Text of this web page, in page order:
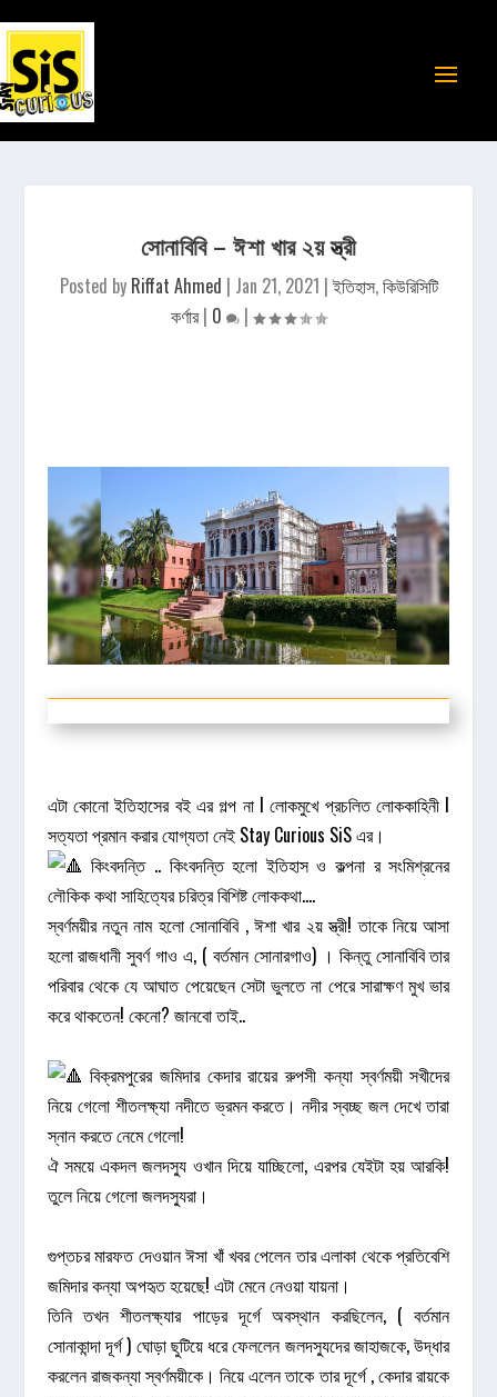
সোনাবিবি – ঈশা খার ২য় স্ত্রী
Posted by Riffat Ahmed | Jan 21, 2021 |ইতিহাস,কিউরিসিটি
কর্ণার| 0 |
এটা কোনো ইতিহাসের বই এর গল্প না l লোকমুখে প্রচলিত লোককাহিনী l
সত্যতা প্রমান করার যোগ্যতা নেই Stay Curious SiS এর।
কিংবদন্তি .. কিংবদন্তি হলো ইতিহাস ও কল্পনা র সংমিশ্রনের
লৌকিক কথা সাহিত্যের চরিত্র বিশিষ্ট লোককথা….
স্বর্ণময়ীর নতুন নাম হলো সোনাবিবি , ঈশা খার ২য় স্ত্রী! তাকে নিয়ে আসা
হলো রাজধানী সুবর্ণ গাও এ, ( বর্তমান সোনারগাও) । কিন্তু সোনাবিবি তার
পরিবার থেকে যে আঘাত পেয়েছেন সেটা ভুলতে না পেরে সারাক্ষণ মুখ ভার
করে থাকতেন! কেনো? জানবো তাই..
বিক্রমপুরের জমিদার কেদার রায়ের রুপসী কন্যা স্বর্ণময়ী সখীদের
নিয়ে গেলো শীতলক্ষ্যা নদীতে ভ্রমন করতে। নদীর স্বচ্ছ জল দেখে তারা
স্নান করতে নেমে গেলো!
ঐ সময়ে একদল জলদস্যু ওখান দিয়ে যাচ্ছিলো, এরপর যেইটা হয় আরকি!
তুলে নিয়ে গেলো জলদস্যুরা।
গুপ্তচর মারফত দেওয়ান ঈসা খাঁ খবর পেলেন তার এলাকা থেকে প্রতিবেশি
জমিদার কন্যা অপহৃত হয়েছে! এটা মেনে নেওয়া যায়না।
তিনি তখন শীতলক্ষ্যার পাড়ের দূর্গে অবস্থান করছিলেন, ( বর্তমান
সোনাকান্দা দূর্গ ) ঘোড়া ছুটিয়ে ধরে ফেললেন জলদস্যুদের জাহাজকে, উদ্ধার
করলেন রাজকন্যা স্বর্ণময়ীকে। নিয়ে এলেন তাকে তার দূর্গে , কেদার রায়কে